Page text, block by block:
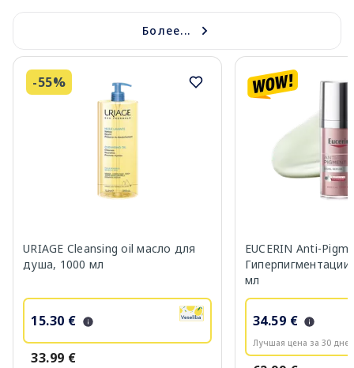
Более...
-55%
URIAGE Cleansing oil масло для
душа, 1000 мл
15.30 €
33.99 €
EUCERIN Anti-
мл
34.59 €
Лучшая цена за 30